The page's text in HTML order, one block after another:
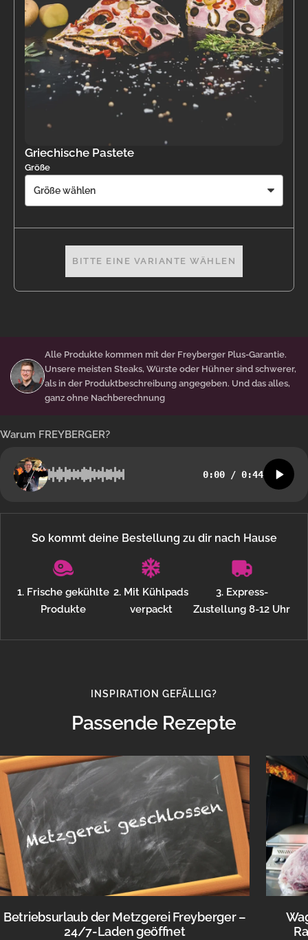
Griechische Pastete
Größe
BITTE EINE VARIANTE WÄHLEN
Alle Produkte kommen mit der Freyberger Plus-Garantie.
Unsere meisten Steaks, Würste oder Hühner sind schwerer,
als in der Produktbeschreibung angegeben. Und das alles,
ganz ohne Nachberechnung
Warum FREYBERGER?
0:00 / 0:44
So kommt deine Bestellung zu dir nach Hause
1. Frische gekühlte
Produkte
2. Mit Kühlpads
verpackt
3. Express-
Zustellung 8-12 Uhr
INSPIRATION GEFÄLLIG?
Passende Rezepte
Betriebsurlaub der Metzgerei Freyberger –
24/7-Laden geöffnet